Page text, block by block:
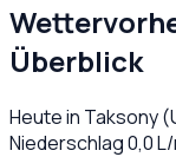
Überblick
Heute in Taksony(
Niederschlag0,0